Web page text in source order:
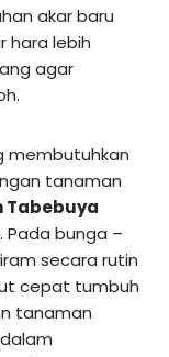
akar baru
hara lebih
agar
membutuhkan
tanaman
Tabebuya
Pada bunga –
secara rutin
cepat tumbuh
tanaman